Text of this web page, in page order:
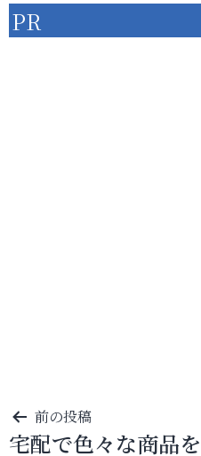
PR
投
稿
前の投稿
宅配で色々な商品